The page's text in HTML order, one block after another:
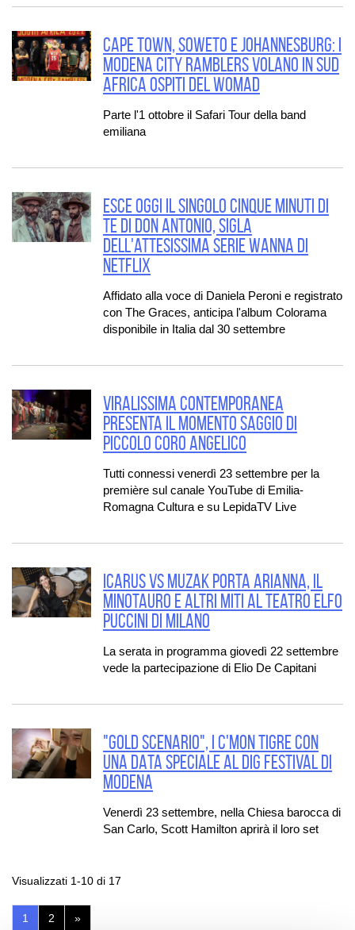
CAPE TOWN, SOWETO E JOHANNESBURG: I
MODENA CITY RAMBLERS VOLANO IN SUD
AFRICA OSPITI DEL WOMAD
Parte l'1 ottobre il Safari Tour della band
emiliana
Esce oggi il singolo Cinque Minuti di
Te di Don Antonio, sigla
dell'attesissima serie Wanna di
Netflix
Affidato alla voce di Daniela Peroni e registrato
con The Graces, anticipa l'album Colorama
disponibile in Italia dal 30 settembre
VIRALISSIMA CONTEMPORANEA
PRESENTA IL MOMENTO SAGGIO DI
PICCOLO CORO ANGELICO
Tutti connessi venerdì 23 settembre per la
première sul canale YouTube di Emilia-
Romagna Cultura e su LepidaTV Live
ICARUS vs MUZAK porta Arianna, il
Minotauro e altri miti al Teatro Elfo
Puccini di Milano
La serata in programma giovedì 22 settembre
vede la partecipazione di Elio De Capitani
"GOLD SCENARIO", I C'MON TIGRE CON
UNA DATA SPECIALE AL DIG FESTIVAL DI
MODENA
Venerdì 23 settembre, nella Chiesa barocca di
San Carlo, Scott Hamilton aprirà il loro set
Visualizzati 1-10 di 17
1
(pagina
2 »